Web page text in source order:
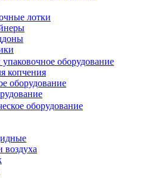
лотки
оборудование
копчения
оборудование
оборудование
воздуха